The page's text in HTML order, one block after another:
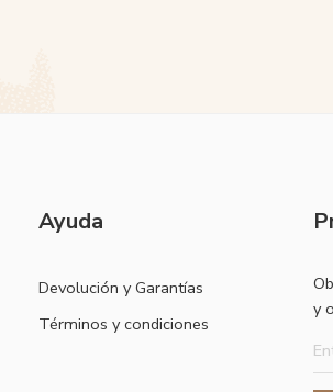
Ayuda
Devolución y Garantías
Términos y condiciones
y